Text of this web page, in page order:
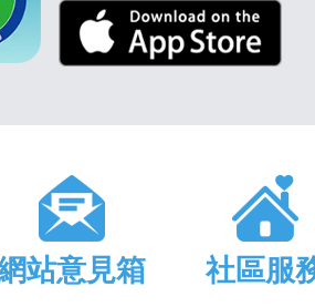
站意見箱 社區服